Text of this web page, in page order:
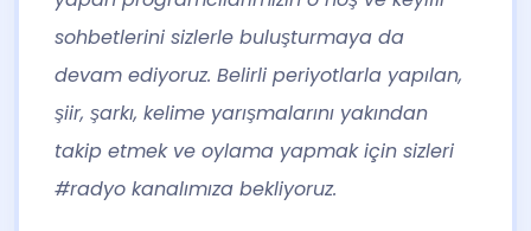
sohbetlerini sizlerle buluşturmaya da
devam ediyoruz. Belirli periyotlarla yapılan,
şiir, şarkı, kelime yarışmalarını yakından
takip etmek ve oylama yapmak için sizleri
#radyo kanalımıza bekliyoruz.